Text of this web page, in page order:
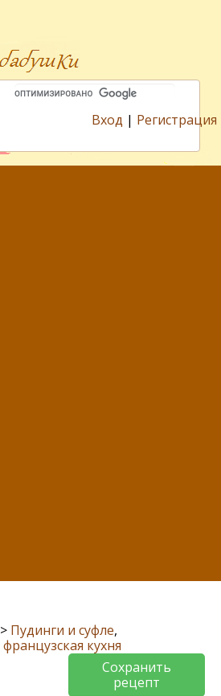
Вход | Регистрация
> Пудинги и суфле,
французская кухня
Сохранить
рецепт